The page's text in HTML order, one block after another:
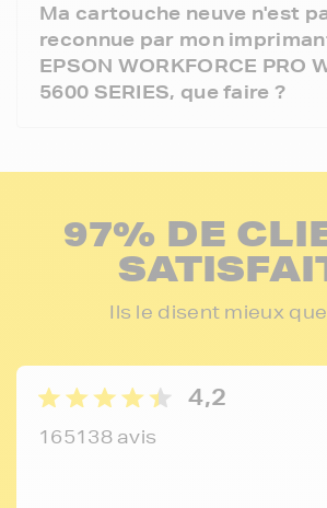
Ma cartouche neuve n'est
reconnue par mon
EPSON WORKFORCE PRO
5600 SERIES, que faire ?
97% DE
Ils le disent mieux
4,2
165138 avis